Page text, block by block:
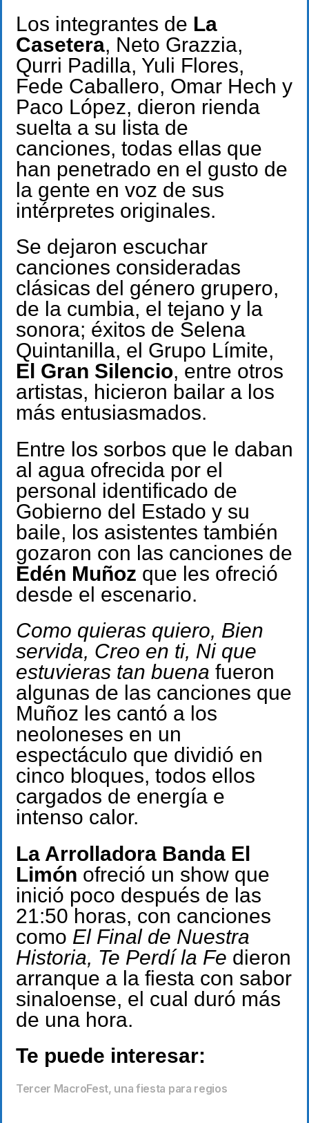
Los integrantes de La
Casetera, Neto Grazzia,
Qurri Padilla, Yuli Flores,
Fede Caballero, Omar Hech y
Paco López, dieron rienda
suelta a su lista de
canciones, todas ellas que
han penetrado en el gusto de
la gente en voz de sus
intérpretes originales.
Se dejaron escuchar
canciones consideradas
clásicas del género grupero,
de la cumbia, el tejano y la
sonora; éxitos de Selena
Quintanilla, el Grupo Límite,
El Gran Silencio, entre otros
artistas, hicieron bailar a los
más entusiasmados.
Entre los sorbos que le daban
al agua ofrecida por el
personal identificado de
Gobierno del Estado y su
baile, los asistentes también
gozaron con las canciones de
Edén Muñoz que les ofreció
desde el escenario.
Como quieras quiero, Bien
servida, Creo en ti, Ni que
estuvieras tan buena fueron
algunas de las canciones que
Muñoz les cantó a los
neoloneses en un
espectáculo que dividió en
cinco bloques, todos ellos
cargados de energía e
intenso calor.
La Arrolladora Banda El
Limón ofreció un show que
inició poco después de las
21:50 horas, con canciones
como El Final de Nuestra
Historia, Te Perdí la Fe dieron
arranque a la fiesta con sabor
sinaloense, el cual duró más
de una hora.
Te puede interesar:
Tercer MacroFest, una fiesta para regios